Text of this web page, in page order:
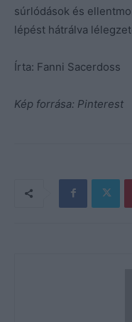
súrlódások és
lépést hátrálva
Írta: Fanni Sacerdoss
Kép forrása: Pinterest